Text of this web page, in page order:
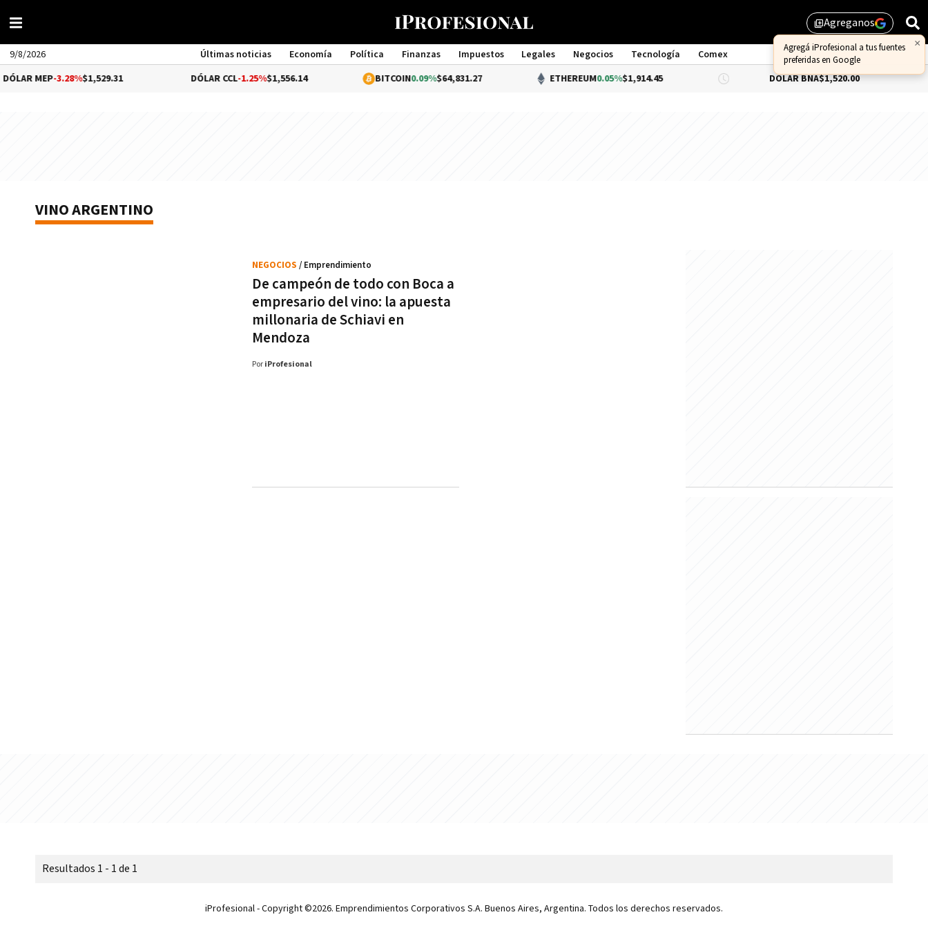
library_addAgreganos
×
Agregá iProfesional a tus fuentes
preferidas en Google
9/8/2026 Últimas noticias Economía Política Finanzas Impuestos Legales Negocios Tecnología
Comex
Management
MEP-3.28%$1,529.31 DÓLAR CCL-1.25%$1,556.14 BITCOIN0.09%$64,831.27 ETHEREUM0.05%$1,914.45 DÓLAR BNA$1,520.00
VINO ARGENTINO
De campeón de todo con Boca a
empresario del vino: la apuesta
millonaria de Schiavi en
Mendoza
NEGOCIOS / Emprendimiento
Por iProfesional
Resultados 1 - 1 de 1
iProfesional - Copyright ©2026. Emprendimientos Corporativos S.A. Buenos Aires, Argentina. Todos los derechos reservados.